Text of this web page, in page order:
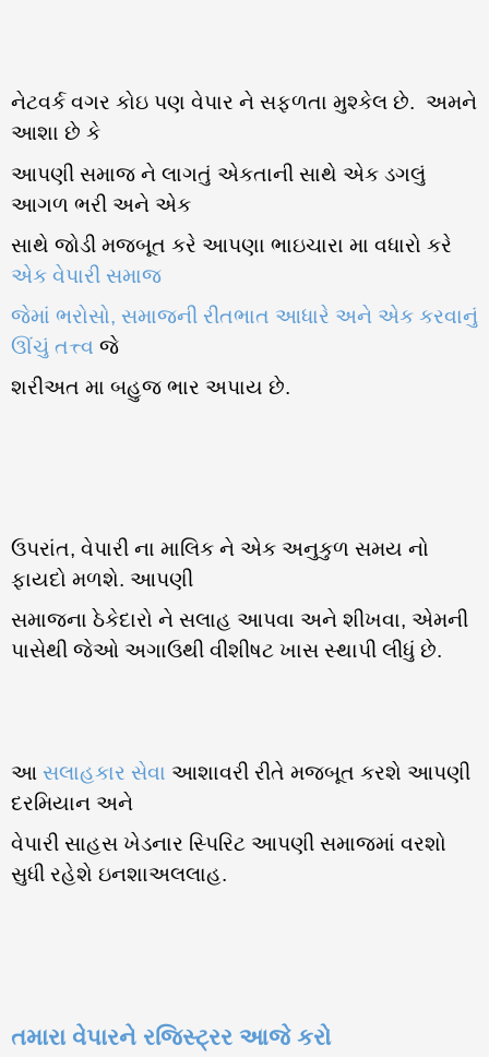
નેટવર્ક વગર કોઇ પણ વેપાર ને સફળતા મુશ્કેલ છે. અમને
આશા છે કે
આપણી સમાજ ને લાગતું એકતાની સાથે એક ડગલું
આગળ ભરી અને એક
સાથે જોડી મજબૂત કરે આપણા ભાઇચારા મા વધારો કરે
એક વેપારી સમાજ
જેમાં ભરોસો, સમાજની રીતભાત આધારે અને એક કરવાનું
ઊંચું તત્ત્વ જે
શરીઅત મા બહુજ ભાર અપાય છે.
ઉપરાંત, વેપારી ના માલિક ને એક અનુકુળ સમય નો
ફાયદો મળશે. આપણી
સમાજના ઠેકેદારો ને સલાહ આપવા અને શીખવા, એમની
પાસેથી જેઓ અગાઉથી વીશીષટ ખાસ સ્થાપી લીધું છે.
આ સલાહકાર સેવા આશાવરી રીતે મજબૂત કરશે આપણી
દરમિયાન અને
વેપારી સાહસ ખેડનાર સ્પિરિટ આપણી સમાજમાં વરશો
સુધી રહેશે ઇનશાઅલલાહ.
તમારા વેપારને રજિસ્ટ્રર આજે કરો